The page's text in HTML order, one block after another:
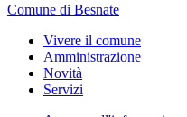
Comune di Besnate
Vivere il comune
Amministrazione
Novità
Servizi